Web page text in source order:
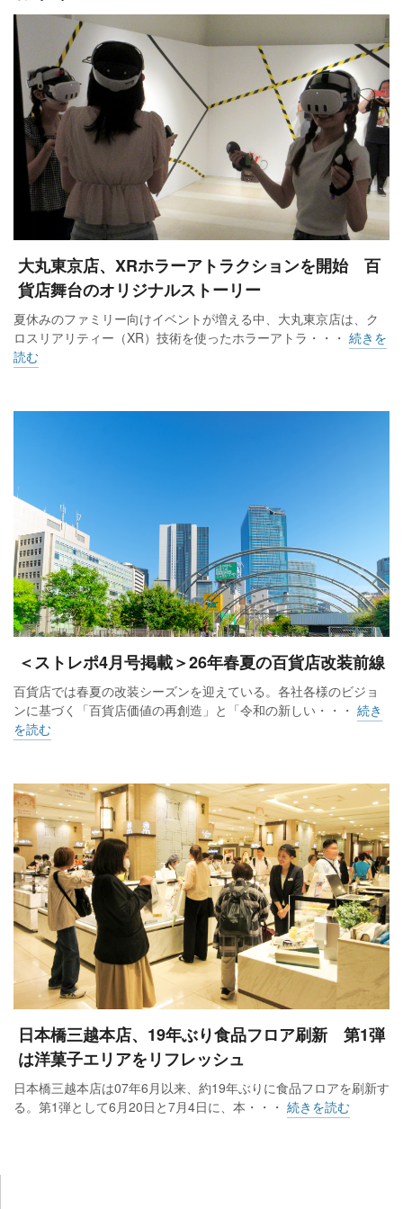
大丸東京店、XRホラーアトラクションを開始 百
貨店舞台のオリジナルストーリー
夏休みのファミリー向けイベントが増える中、大丸東京店は、ク
ロスリアリティー（XR）技術を使ったホラーアトラ・・・ 続きを
読む
＜ストレポ4月号掲載＞26年春夏の百貨店改装前線
百貨店では春夏の改装シーズンを迎えている。各社各様のビジョ
ンに基づく「百貨店価値の再創造」と「令和の新しい・・・ 続き
を読む
日本橋三越本店、19年ぶり食品フロア刷新 第1弾
は洋菓子エリアをリフレッシュ
日本橋三越本店は07年6月以来、約19年ぶりに食品フロアを刷新す
る。第1弾として6月20日と7月4日に、本・・・ 続きを読む